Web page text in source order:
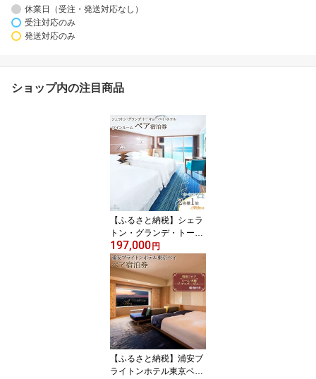
休業日（受注・発送対応なし）
受注対応のみ
発送対応のみ
ショップ内の注目商品
【ふるさと納税】シェラ
トン・グランデ・トーキ
ョーベイ・ホテル ツイン
ルーム ペア宿泊券 | ふ
るさと 納税 支援 返礼 返
礼品 旅行 クーポン ホテ
ル 旅館 宿 レストラン 食
事 お食事 宿泊 泊り 国内
旅行 トラベル 観光
197,000 円
【ふるさと納税】浦安ブ
ライトンホテル東京ベイ